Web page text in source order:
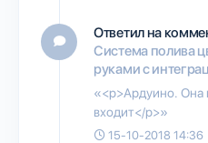
Ответил на
Система полива
руками с
«<p>Ардуино. Она
входит</p>»
15-10-2018 14:36